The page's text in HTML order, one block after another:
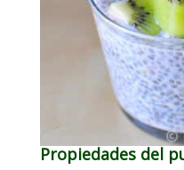
Propiedades del